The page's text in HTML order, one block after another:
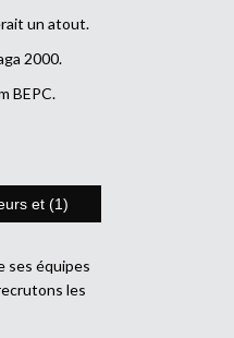
un atout.
2000.
BEPC.
et (1)
ses équipes
les